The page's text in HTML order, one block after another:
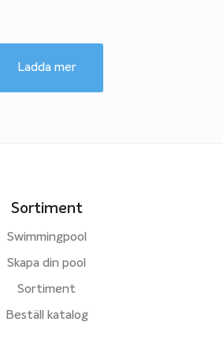
Ladda mer
Sortiment
Swimmingpool
Skapa din pool
Sortiment
Beställ katalog